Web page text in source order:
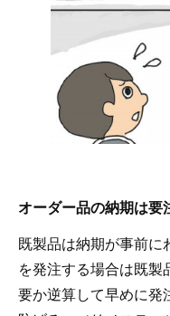
オーダー品の納期は要
既製品は納期が事前に
を発注する場合は既
要か逆算して早めに発